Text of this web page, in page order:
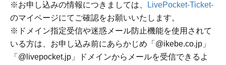
※お申し込みの情報につきましては、
LivePocket-Ticket-
のマイページにてご確認をお願いいたします。
※ドメイン指定受信や迷惑メール防止機能を使用されて
いる方は、お申し込み前にあらかじめ「@ikebe.co.jp」
「@livepocket.jp」ドメインからメールを受信できるよ